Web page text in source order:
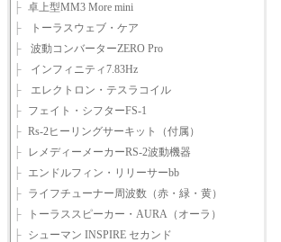
├ 卓上型MM3 More mini
├
トーラスウェブ・ケア
├
波動コンバーターZERO Pro
├
インフィニティ7.83Hz
├
エレクトロン・テスラコイル
├ フェイト・シフターFS-1
├ Rs-2ヒーリングサーキット（付属）
├
レメディーメーカーRS-2波動機器
├ エンドルフィン・リリーサーbb
├ ライフチューナー周波数（赤・緑・黄）
├
トーラススピーカー・AURA（オーラ）
├ シューマン INSPIRE セカンド